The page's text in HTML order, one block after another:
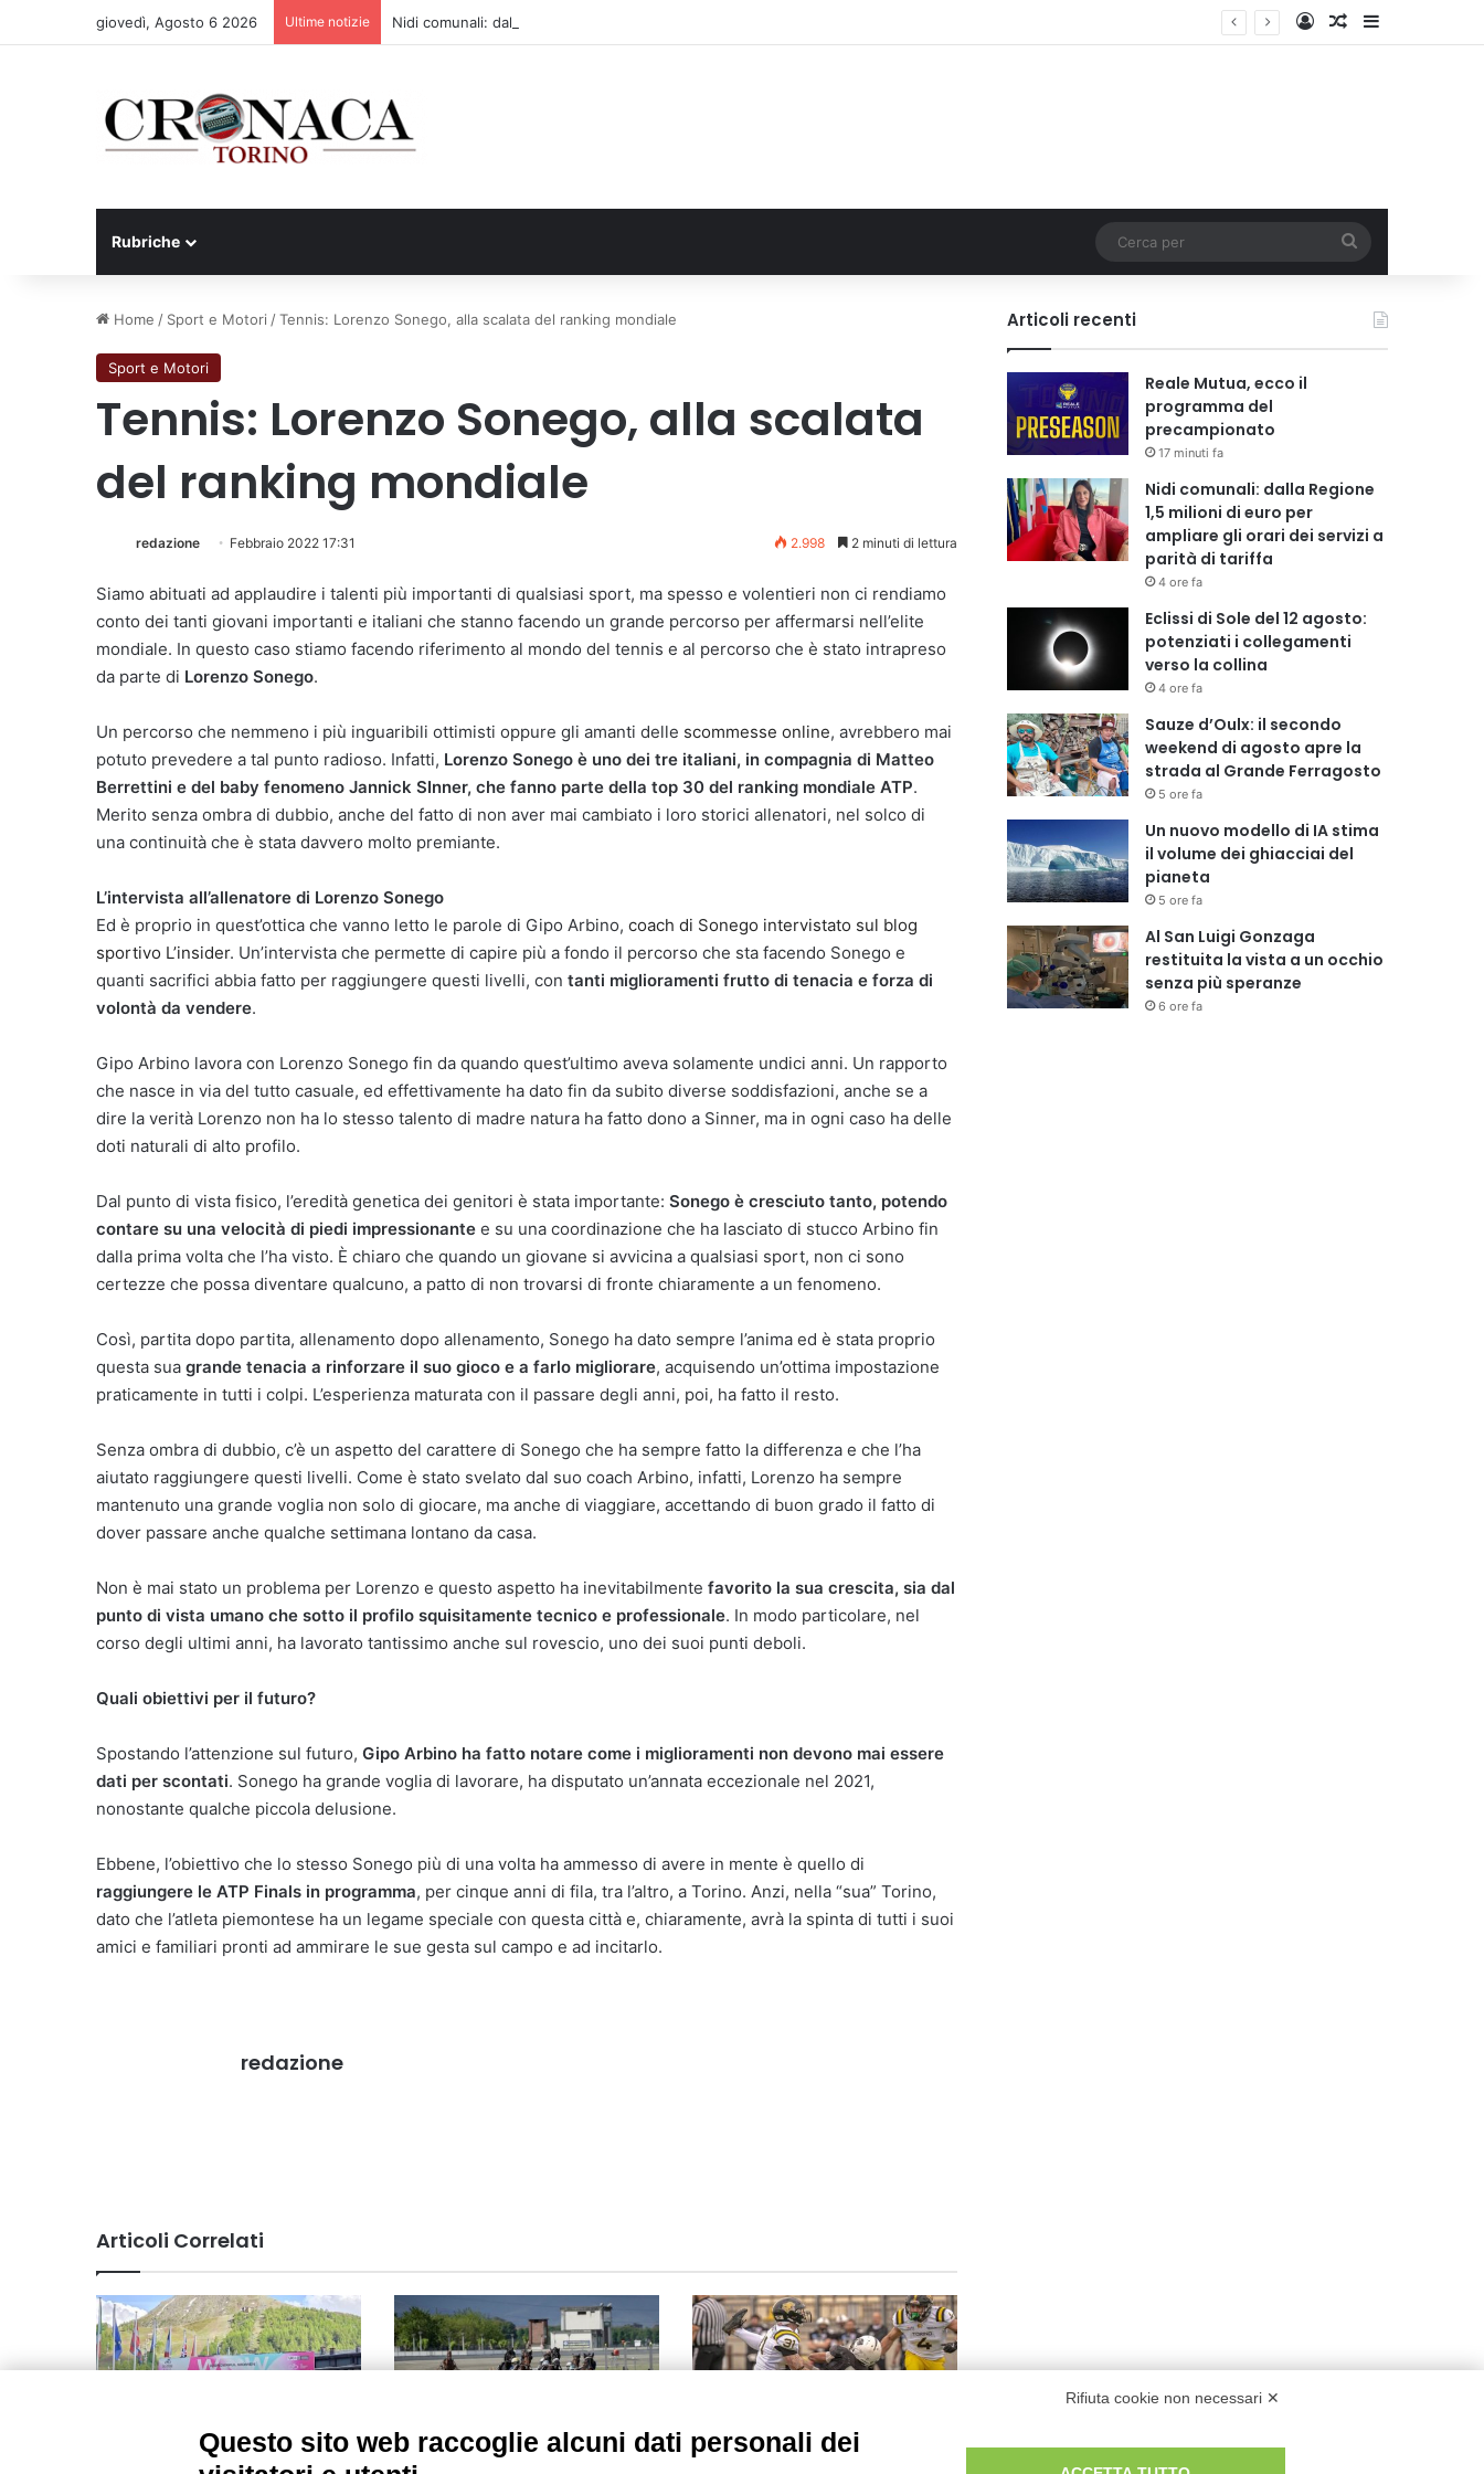
giovedì, Agosto 6 2026 Ultime notizie Nidi comunali: dalla Regione 1,5 milioni di euro per ampliare gli orari dei servizi a parità di tariffa AccediUn articolo a
Rubriche
per
Home / Sport e Motori /Tennis: Lorenzo Sonego, alla scalata del ranking mondiale
Sport e Motori
Tennis: Lorenzo Sonego, alla scalata
del ranking mondiale
redazione Febbraio 2022 17:31 2.998 2 minuti di lettura
Siamo abituati ad applaudire i talenti più importanti di qualsiasi sport, ma spesso e volentieri non ci rendiamo
conto dei tanti giovani importanti e italiani che stanno facendo un grande percorso per affermarsi nell’elite
mondiale. In questo caso stiamo facendo riferimento al mondo del tennis e al percorso che è stato intrapreso
da parte di Lorenzo Sonego.
Un percorso che nemmeno i più inguaribili ottimisti oppure gli amanti delle scommesse online, avrebbero mai
potuto prevedere a tal punto radioso. Infatti, Lorenzo Sonego è uno dei tre italiani, in compagnia di Matteo
Berrettini e del baby fenomeno Jannick SInner, che fanno parte della top 30 del ranking mondiale ATP.
Merito senza ombra di dubbio, anche del fatto di non aver mai cambiato i loro storici allenatori, nel solco di
una continuità che è stata davvero molto premiante.
L’intervista all’allenatore di Lorenzo Sonego
Ed è proprio in quest’ottica che vanno letto le parole di Gipo Arbino, coach di Sonego intervistato sul blog
sportivo L’insider. Un’intervista che permette di capire più a fondo il percorso che sta facendo Sonego e
quanti sacrifici abbia fatto per raggiungere questi livelli, con tanti miglioramenti frutto di tenacia e forza di
volontà da vendere.
Gipo Arbino lavora con Lorenzo Sonego fin da quando quest’ultimo aveva solamente undici anni. Un rapporto
che nasce in via del tutto casuale, ed effettivamente ha dato fin da subito diverse soddisfazioni, anche se a
dire la verità Lorenzo non ha lo stesso talento di madre natura ha fatto dono a Sinner, ma in ogni caso ha delle
doti naturali di alto profilo.
Dal punto di vista fisico, l’eredità genetica dei genitori è stata importante: Sonego è cresciuto tanto, potendo
contare su una velocità di piedi impressionante e su una coordinazione che ha lasciato di stucco Arbino fin
dalla prima volta che l’ha visto. È chiaro che quando un giovane si avvicina a qualsiasi sport, non ci sono
certezze che possa diventare qualcuno, a patto di non trovarsi di fronte chiaramente a un fenomeno.
Così, partita dopo partita, allenamento dopo allenamento, Sonego ha dato sempre l’anima ed è stata proprio
questa sua grande tenacia a rinforzare il suo gioco e a farlo migliorare, acquisendo un’ottima impostazione
praticamente in tutti i colpi. L’esperienza maturata con il passare degli anni, poi, ha fatto il resto.
Senza ombra di dubbio, c’è un aspetto del carattere di Sonego che ha sempre fatto la differenza e che l’ha
aiutato raggiungere questi livelli. Come è stato svelato dal suo coach Arbino, infatti, Lorenzo ha sempre
mantenuto una grande voglia non solo di giocare, ma anche di viaggiare, accettando di buon grado il fatto di
dover passare anche qualche settimana lontano da casa.
Non è mai stato un problema per Lorenzo e questo aspetto ha inevitabilmente favorito la sua crescita, sia dal
punto di vista umano che sotto il profilo squisitamente tecnico e professionale. In modo particolare, nel
corso degli ultimi anni, ha lavorato tantissimo anche sul rovescio, uno dei suoi punti deboli.
Quali obiettivi per il futuro?
Spostando l’attenzione sul futuro, Gipo Arbino ha fatto notare come i miglioramenti non devono mai essere
dati per scontati. Sonego ha grande voglia di lavorare, ha disputato un’annata eccezionale nel 2021,
nonostante qualche piccola delusione.
Ebbene, l’obiettivo che lo stesso Sonego più di una volta ha ammesso di avere in mente è quello di
raggiungere le ATP Finals in programma, per cinque anni di fila, tra l’altro, a Torino. Anzi, nella “sua” Torino,
dato che l’atleta piemontese ha un legame speciale con questa città e, chiaramente, avrà la spinta di tutti i suoi
amici e familiari pronti ad ammirare le sue gesta sul campo e ad incitarlo.
redazione
Articoli Correlati
Sestriere: finale stravolto per il All’Ippodromo di Vinovo prove
Articoli recenti
Reale Mutua, ecco il
programma del
precampionato
17 minuti fa
Nidi comunali: dalla Regione
1,5 milioni di euro per
ampliare gli orari dei servizi a
parità di tariffa
4 ore fa
Eclissi di Sole del 12 agosto:
potenziati i collegamenti
verso la collina
4 ore fa
Sauze d’Oulx: il secondo
weekend di agosto apre la
strada al Grande Ferragosto
5 ore fa
Un nuovo modello di IA stima
il volume dei ghiacciai del
pianeta
5 ore fa
Al San Luigi Gonzaga
restituita la vista a un occhio
senza più speranze
6 ore fa
Rifiuta cookie non necessari ✕
Questo sito web raccoglie alcuni dati personali dei